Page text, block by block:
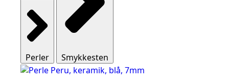
Perler Smykkesten